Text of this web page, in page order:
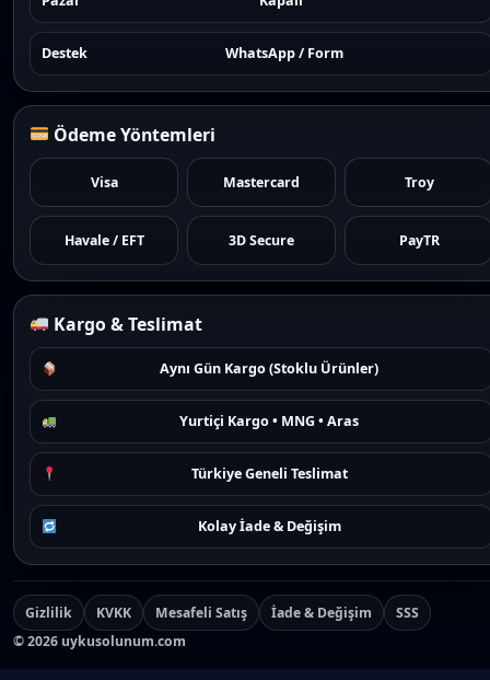
Destek WhatsApp / Form
Ödeme Yöntemleri
Visa Mastercard Troy
Havale / EFT 3D Secure PayTR
Kargo & Teslimat
Aynı Gün Kargo (Stoklu Ürünler)
Yurtiçi Kargo • MNG • Aras
Türkiye Geneli Teslimat
Kolay İade & Değişim
Gizlilik KVKK Mesafeli Satış İade & Değişim
SSS
©2026 uykusolunum.com